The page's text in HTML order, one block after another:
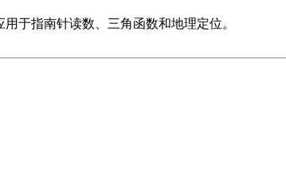
于指南针读数、三角函数和地理定位。